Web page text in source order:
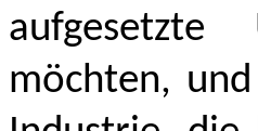
aufgesetzte
möchten,